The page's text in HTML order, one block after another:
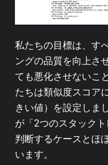
私たちの目標は、す
ングの品質を向上さ
ても悪化させないこ
たちは類似度スコア
きい値）を設定しま
が「2つのスタック
判断するケースとほ
います。